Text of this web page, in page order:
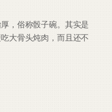
，俗称骰子碗。其实是
大骨头炖肉，而且还不